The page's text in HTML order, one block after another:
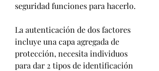
seguridad funciones para hacerlo.
La autenticación de dos factores
incluye una capa agregada de
protección, necesita individuos
para dar 2 tipos de identificación